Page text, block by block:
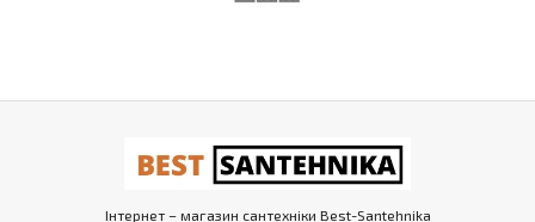
Інтернет – магазин сантехніки Best-Santehnika